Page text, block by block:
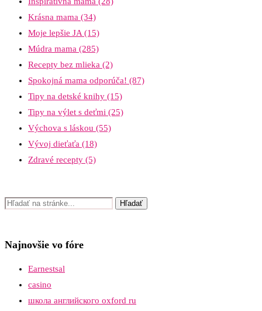
Krásna mama (34)
Moje lepšie JA (15)
Múdra mama (285)
Recepty bez mlieka (2)
Spokojná mama odporúča! (87)
Tipy na detské knihy (15)
Tipy na výlet s deťmi (25)
Výchova s láskou (55)
Vývoj dieťaťa (18)
Zdravé recepty (5)
Najnovšie vo fóre
Earnestsal
casino
школа английского oxford ru